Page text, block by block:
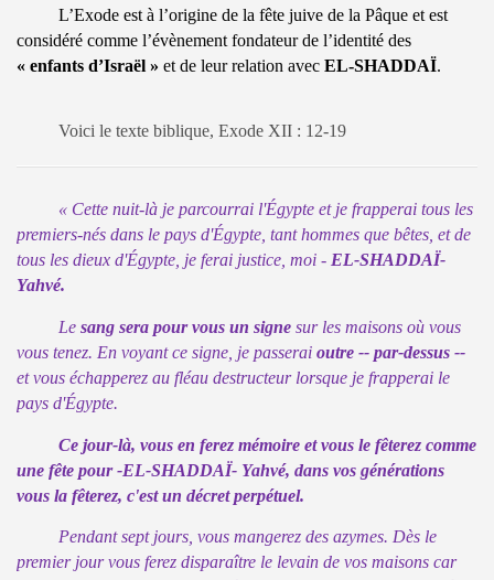
L’Exode est à l’origine de la fête juive de la Pâque et est
considéré comme l’évènement fondateur de l’identité des
« enfants d’Israël » et de leur relation avec EL-SHADDAÏ.
Voici le texte biblique, Exode XII : 12-19
« Cette nuit-là je parcourrai l'Égypte et je frapperai tous les
premiers-nés dans le pays d'Égypte, tant hommes que bêtes, et de
tous les dieux d'Égypte, je ferai justice, moi - EL-SHADDAÏ-
Yahvé.
Le sang sera pour vous un signesur les maisons où vous
vous tenez. En voyant ce signe, je passerai outre -- par-dessus --
et vous échapperez au fléau destructeur lorsque je frapperai le
pays d'Égypte.
Ce jour-là, vous en ferez mémoire et vous le fêterez comme
une fête pour -EL-SHADDAÏ- Yahvé, dans vos générations
vous la fêterez, c'est un décret perpétuel.
Pendant sept jours, vous mangerez des azymes. Dès le
premier jour vous ferez disparaître le levain de vos maisons car